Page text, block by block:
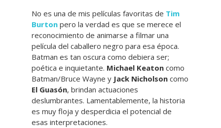
No es una de mis películas favoritas de Tim
Burton pero la verdad es que se merece el
reconocimiento de animarse a filmar una
película del caballero negro para esa época.
Batman es tan oscura como debiera ser;
poética e inquietante. Michael Keaton como
Batman/Bruce Wayne y Jack Nicholson como
El Guasón, brindan actuaciones
deslumbrantes. Lamentablemente, la historia
es muy floja y desperdicia el potencial de
esas interpretaciones.